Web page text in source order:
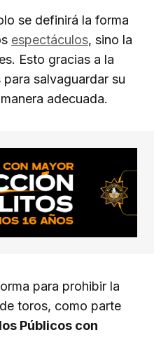
se definirá la forma
espectáculos, sino la
Esto gracias a la
salvaguardar su
adecuada.
para prohibir la
toros, como parte
Públicos con